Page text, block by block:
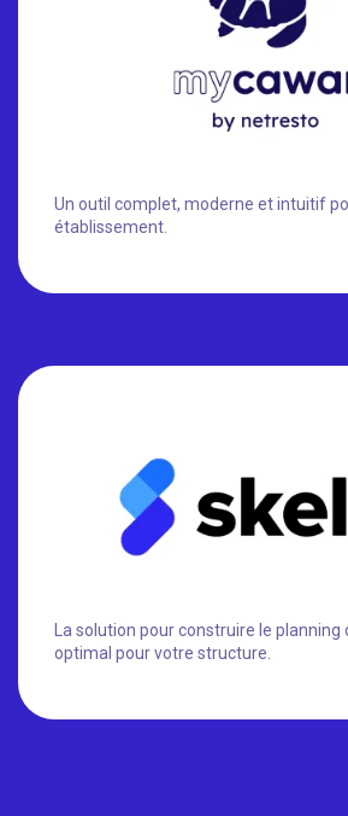
Un outil complet, moderne et intuitif
établissement.
La solution pour construire le planning
optimal pour votre structure.